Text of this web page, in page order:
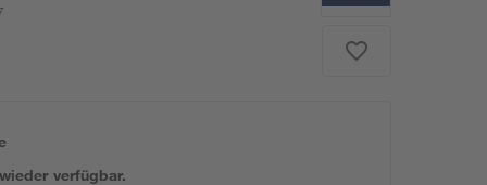
verfügbar.